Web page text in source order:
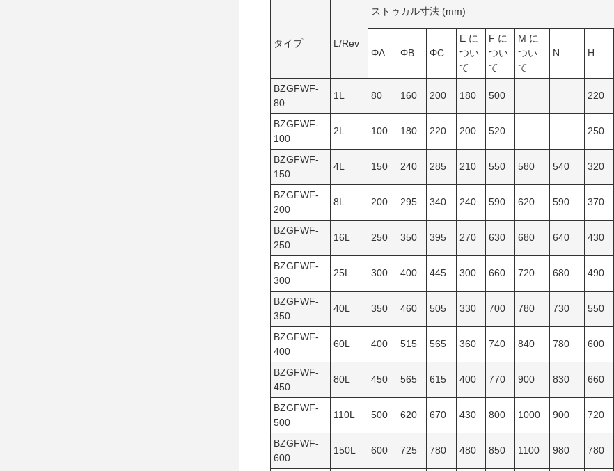
タイプ L/Rev
ストゥカル寸法 (mm)
ΦA ΦB ΦC
E に
つい
て
F に
つい
て
M に
つい
て
N H
BZGFWF-
80
1L 80 160 200 180 500 220
BZGFWF-
100
2L 100 180 220 200 520 250
BZGFWF-
150
4L 150 240 285 210 550 580 540 320
BZGFWF-
200
8L 200 295 340 240 590 620 590 370
BZGFWF-
250
16L 250 350 395 270 630 680 640 430
BZGFWF-
300
25L 300 400 445 300 660 720 680 490
BZGFWF-
350
40L 350 460 505 330 700 780 730 550
BZGFWF-
400
60L 400 515 565 360 740 840 780 600
BZGFWF-
450
80L 450 565 615 400 770 900 830 660
BZGFWF-
500
110L 500 620 670 430 800 1000 900 720
BZGFWF-
600
150L 600 725 780 480 850 1100 980 780